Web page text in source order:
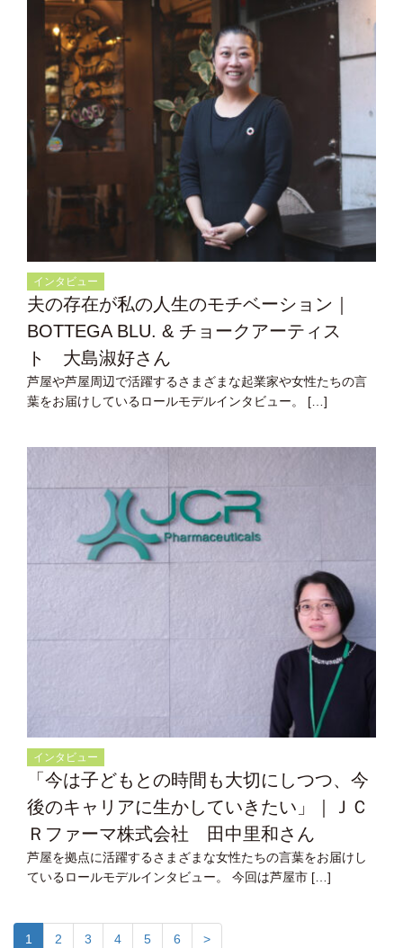
インタビュー
夫の存在が私の人生のモチベーション｜
BOTTEGA BLU. & チョークアーティス
ト 大島淑好さん
芦屋や芦屋周辺で活躍するさまざまな起業家や女性たちの言
葉をお届けしているロールモデルインタビュー。 […]
インタビュー
「今は子どもとの時間も大切にしつつ、今
後のキャリアに生かしていきたい」｜ＪＣ
Ｒファーマ株式会社 田中里和さん
芦屋を拠点に活躍するさまざまな女性たちの言葉をお届けし
ているロールモデルインタビュー。 今回は芦屋市 […]
1 2 3 4 5 6 >